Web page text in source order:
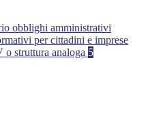
obblighi amministrativi
per cittadini e imprese
struttura analoga 5